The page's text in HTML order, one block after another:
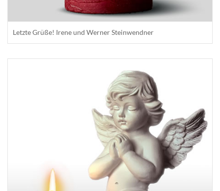
Letzte Grüße! Irene und Werner Steinwendner